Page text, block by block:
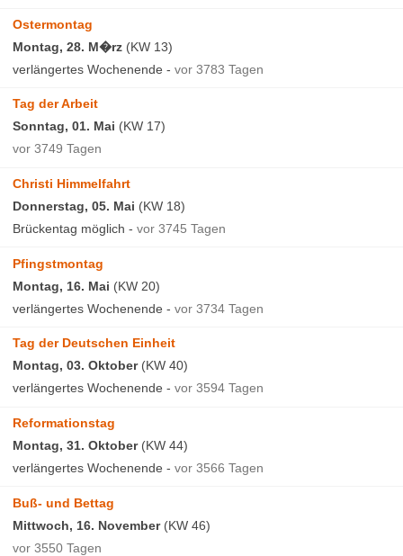
Ostermontag
Montag, 28. M�rz (KW 13)
verlängertes Wochenende -vor 3783 Tagen
Tag der Arbeit
Sonntag, 01. Mai (KW 17)
vor 3749 Tagen
Christi Himmelfahrt
Donnerstag, 05. Mai (KW 18)
Brückentag möglich -vor 3745 Tagen
Pfingstmontag
Montag, 16. Mai (KW 20)
verlängertes Wochenende -vor 3734 Tagen
Tag der Deutschen Einheit
Montag, 03. Oktober(KW 40)
verlängertes Wochenende -vor 3594 Tagen
Reformationstag
Montag, 31. Oktober(KW 44)
verlängertes Wochenende -vor 3566 Tagen
Buß- und Bettag
Mittwoch, 16. November(KW 46)
vor 3550 Tagen